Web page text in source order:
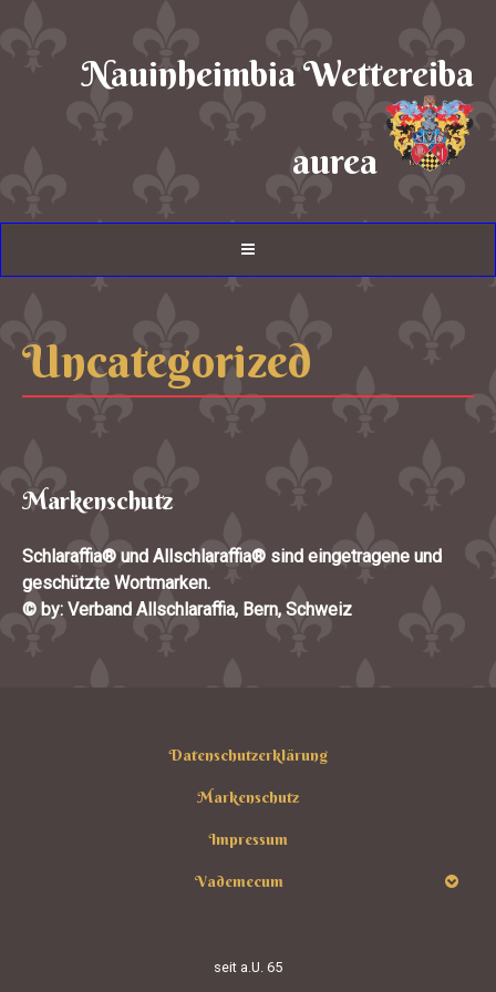
Nauinheimbia Wettereiba
aurea
Uncategorized
Markenschutz
Schlaraffia® und Allschlaraffia® sind eingetragene und
geschützte Wortmarken.
© by: Verband Allschlaraffia, Bern, Schweiz
Datenschutzerklärung
Markenschutz
Impressum
Vademecum
seit a.U. 65